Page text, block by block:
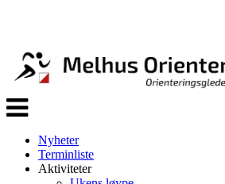
Veksle
navigasjon
Nyheter
Terminliste
Aktiviteter